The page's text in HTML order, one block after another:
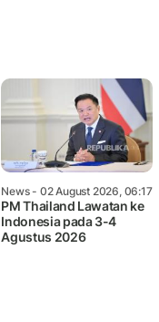
News- 02 August 2026, 06:17
PM Thailand Lawatan ke
Indonesia pada 3-4
Agustus 2026